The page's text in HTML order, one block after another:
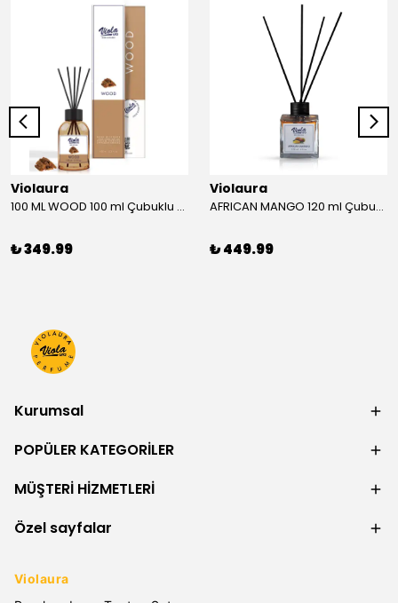
Violaura
100 ML WOOD 100 ml Çubuklu Oda Kokusu
₺ 349.99
Violaura
AFRICAN MANGO 120 ml Çubuklu Oda Kokusu
₺ 449.99
Kurumsal
POPÜLER KATEGORİLER
MÜŞTERİ HİZMETLERİ
Özel sayfalar
Violaura